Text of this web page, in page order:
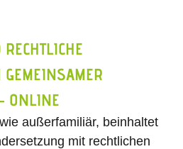
GEMEINSAMER
ONLINE
außerfamiliär, beinhaltet
mit rechtlichen